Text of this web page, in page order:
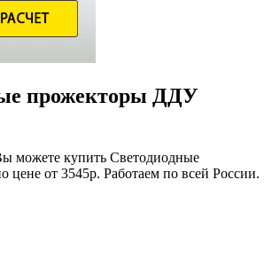
прожекторы ДДУ
можете купить Светодиодные
от 3545р. Работаем по всей России.